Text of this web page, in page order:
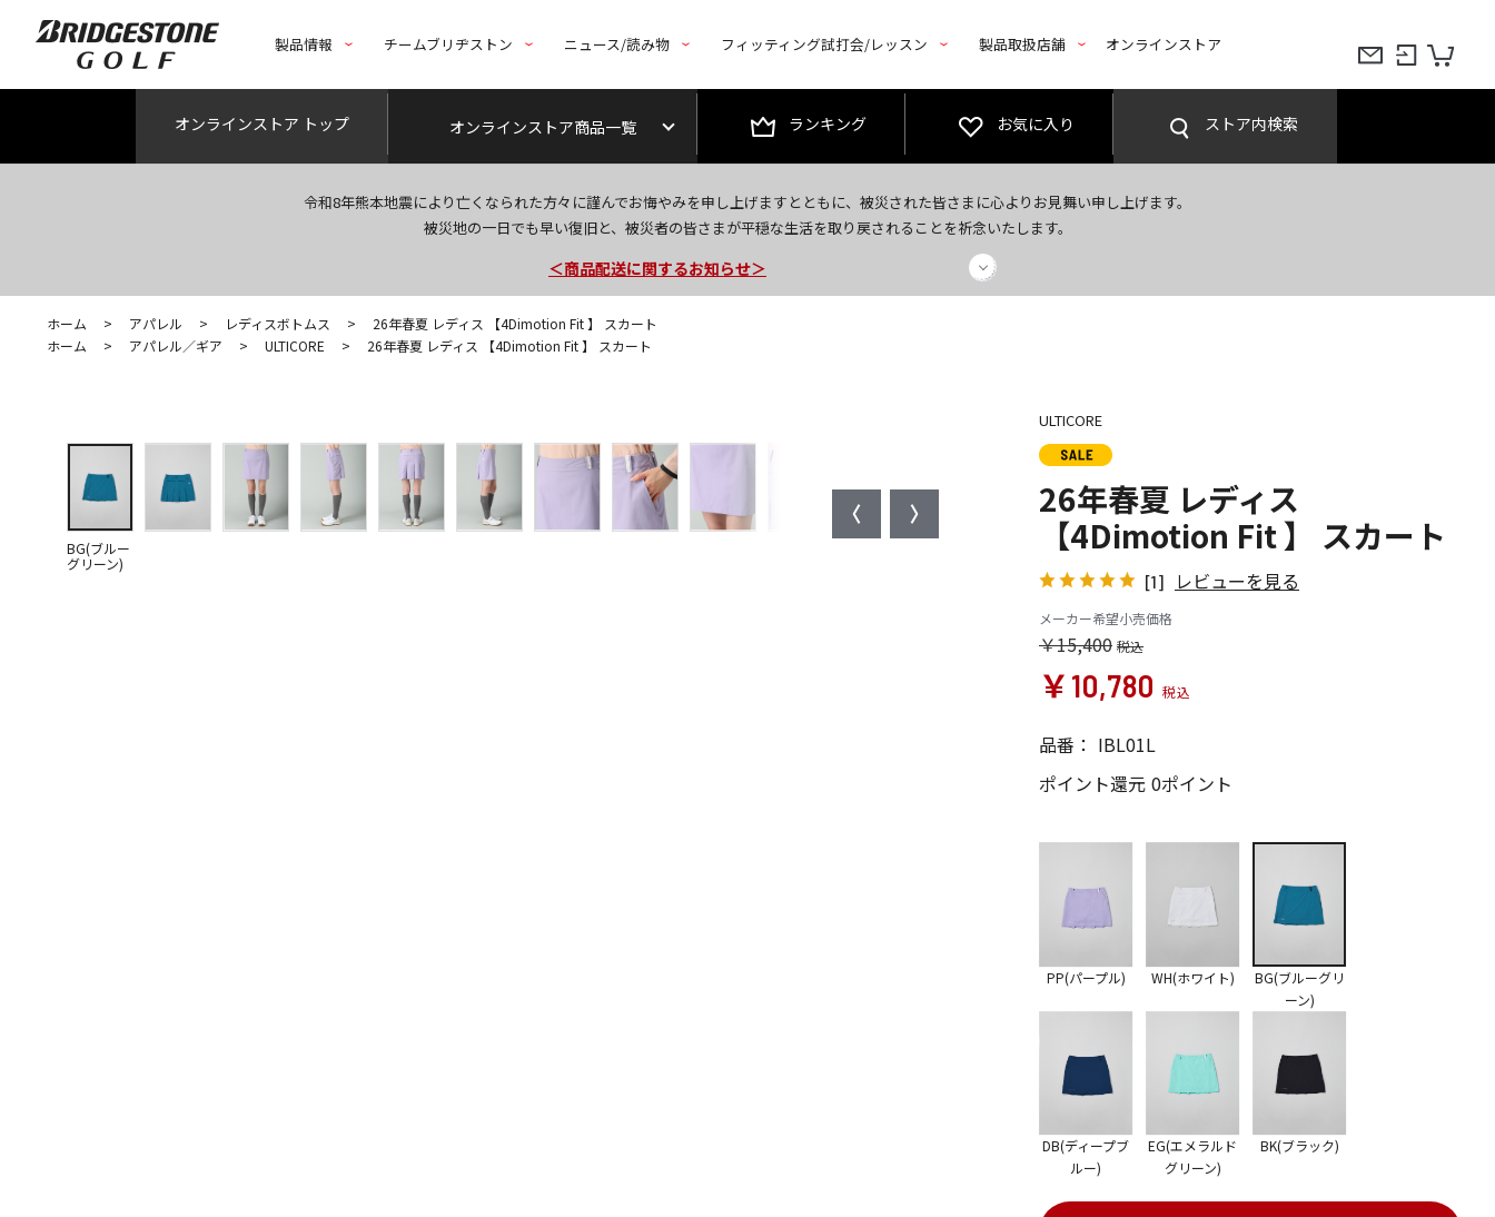
製品情報 チームブリヂストン ニュース/読み物 フィッティング試打会/レッスン 製品取扱店舗 オンラインストア
オンラインストア トップ オンラインストア商品一覧 ランキング お気に入り ストア内検索
令和8年熊本地震により亡くなられた方々に謹んでお悔やみを申し上げますとともに、被災された皆さまに心よりお見舞い申し上げます。
被災地の一日でも早い復旧と、被災者の皆さまが平穏な生活を取り戻されることを祈念いたします。
今なら新規会員登録で1,000円OFFクーポンプレゼント！
＜商品配送に関するお知らせ＞
＜夏季休暇中のご注文・発送・お問い合わせ＞
ホーム > アパレル > レディスボトムス >
26年春夏 レディス 【4Dimotion Fit 】 スカート
ホーム
> アパレル／ギア > ULTICORE > 26年春夏 レディス 【4Dimotion Fit 】 スカート
BG(ブルー
グリーン)
ULTICORE
26年春夏 レディス
【4Dimotion Fit 】 スカート
[1] レビューを見る
メーカー希望小売価格
￥15,400
￥10,780
品番： IBL01L
ポイント還元 0ポイント
PP(パープル) WH(ホワイト)
BG(ブルーグリ
ーン)
DB(ディープブ
ルー)
EG(エメラルド
グリーン)
BK(ブラック)